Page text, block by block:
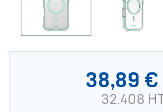
38,89 €
32.408 HT